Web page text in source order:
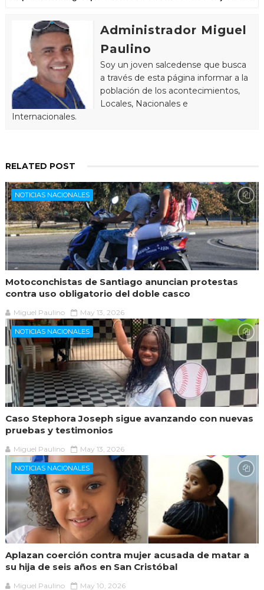
Administrador Miguel
Paulino
Soy un joven salcedense que busca
a través de esta página informar a la
población de los acontecimientos,
Locales, Nacionales e
Internacionales.
RELATED POST
NOTICIAS NACIONALES
Motoconchistas de Santiago anuncian protestas
contra uso obligatorio del doble casco
Miguel Paulino May 13, 2026
NOTICIAS NACIONALES
Caso Stephora Joseph sigue avanzando con nuevas
pruebas y testimonios
Miguel Paulino May 13, 2026
NOTICIAS NACIONALES
Aplazan coerción contra mujer acusada de matar a
su hija de seis años en San Cristóbal
Miguel Paulino May 10, 2026